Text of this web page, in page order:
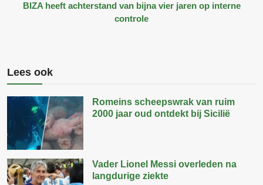
BIZA heeft achterstand van bijna vier jaren op interne
controle
Lees ook
Romeins scheepswrak van ruim
2000 jaar oud ontdekt bij Sicilië
Vader Lionel Messi overleden na
langdurige ziekte